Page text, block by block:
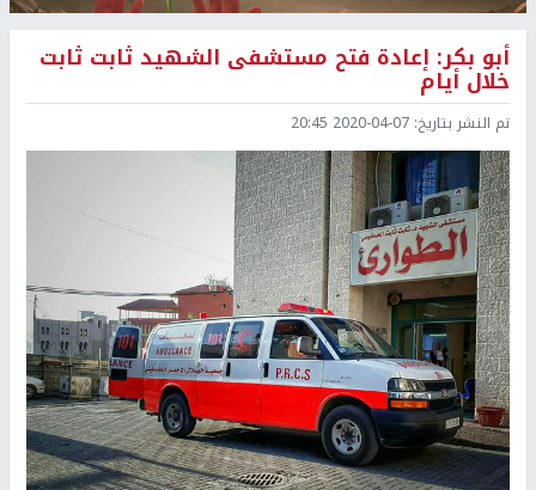
أبو بكر: إعادة فتح مستشفى الشهيد ثابت ثابت
خلال أيام
تم النشر بتاريخ: 2020-04-07 20:45